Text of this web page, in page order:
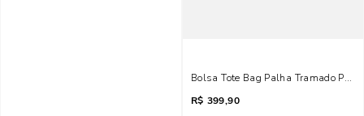
Bolsa Tote Bag Palha Tramado
R$ 399,90